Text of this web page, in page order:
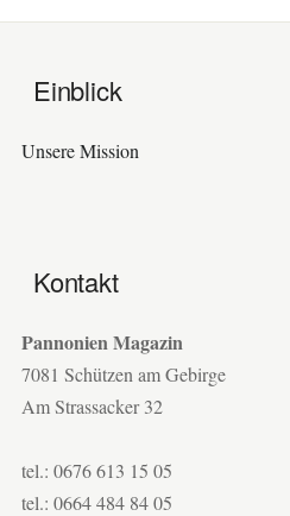
Einblick
Unsere Mission
Kontakt
Pannonien Magazin
7081 Schützen am Gebirge
Am Strassacker 32
tel.: 0676 613 15 05
tel.: 0664 484 84 05